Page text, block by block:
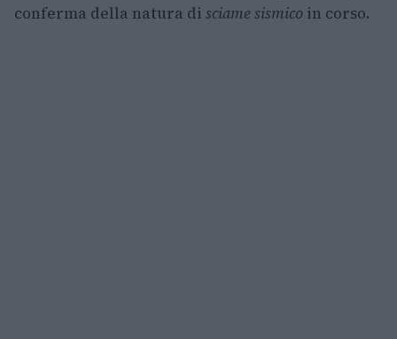
conferma della natura di sciame sismico in corso.